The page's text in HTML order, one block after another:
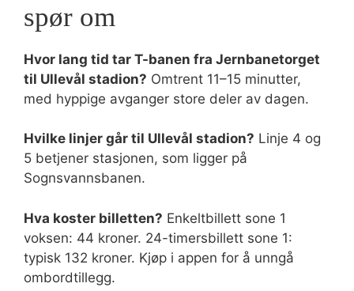
spør om
Hvor lang tid tar T-banen fra Jernbanetorget
til Ullevål stadion? Omtrent 11–15 minutter,
med hyppige avganger store deler av dagen.
Hvilke linjer går til Ullevål stadion? Linje 4 og
5 betjener stasjonen, som ligger på
Sognsvannsbanen.
Hva koster billetten? Enkeltbillett sone 1
voksen: 44 kroner. 24-timersbillett sone 1:
typisk 132 kroner. Kjøp i appen for å unngå
ombordtillegg.